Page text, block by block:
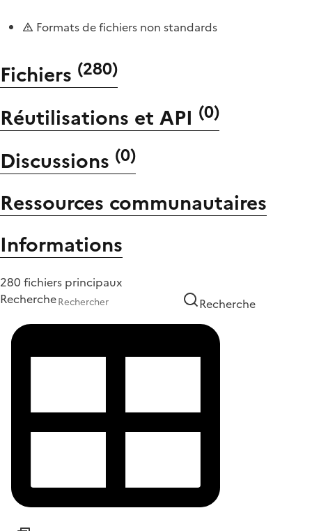
Formats de fichiers non standards
Fichiers (280)
Réutilisations et API (0)
Discussions (0)
Ressources communautaires
Informations
280 fichiers principaux
Recherche
Recherche